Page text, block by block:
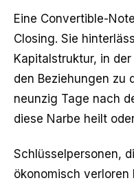
Eine Convertible-
Closing. Sie
Kapitalstruktur, in
den Beziehungen zu
neunzig Tage nach
diese Narbe heilt
Schlüsselpersonen,
ökonomisch verloren